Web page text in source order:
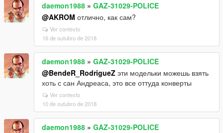
daemon1988 » GAZ-31029-POLICE
@AKROM отлично, как сам?
Ver contexto
16 de outubro de 2018
daemon1988 » GAZ-31029-POLICE
@BendeR_RodrigueZ эти модельки можешь взять
хоть с сан Андреаса, это все оттуда конверты
Ver contexto
10 de outubro de 2018
daemon1988 » GAZ-31029-POLICE